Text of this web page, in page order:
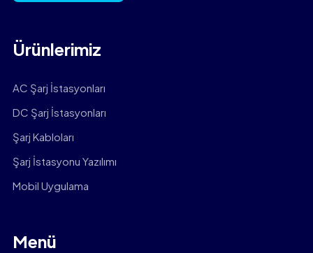
Ürünlerimiz
AC Şarj İstasyonları
DC Şarj İstasyonları
Şarj Kabloları
Şarj İstasyonu Yazılımı
Mobil Uygulama
Menü